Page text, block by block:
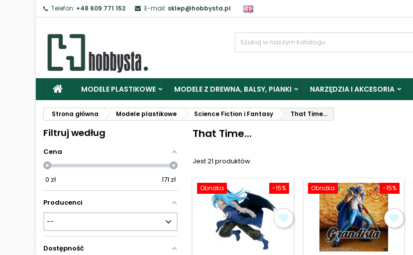
Telefon: +48 609 771 152 E-mail: sklep@hobbysta.pl
MODELE PLASTIKOWE MODELE Z DREWNA, BALSY, PIANKI NARZĘDZIA I AKCESORIA
Strona główna Modele plastikowe Science Fiction i Fantasy That Time...
Filtruj według
Cena
0 zł 171 zł
Producenci
Dostępność
That Time...
Jest 21 produktów.
-15%
Obniżka -15%
Obniżka
Zaloguj
Aby zapisać produkty do Schowka, musisz się zalogować.
Anuluj